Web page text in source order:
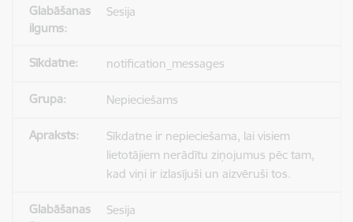
Sesija
notification_messages
Nepieciešams
Sīkdatne ir nepieciešama, lai visiem
lietotājiem nerādītu ziņojumus pēc tam,
kad viņi ir izlasījuši un aizvēruši tos.
Sesija